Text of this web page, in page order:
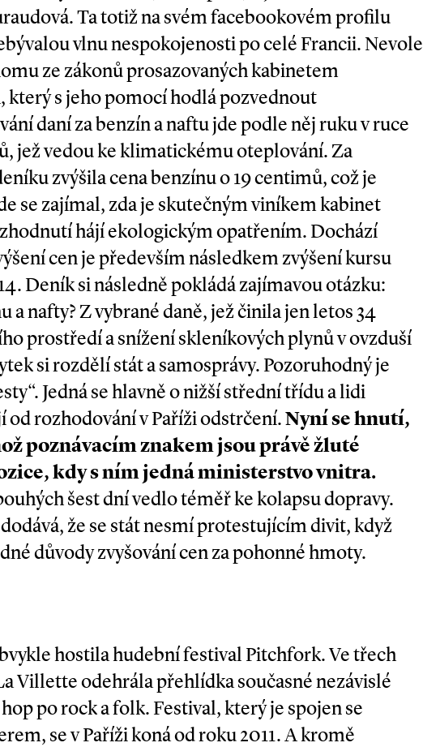
Ta totiž na svém facebookovém profilu
vlnu nespokojenosti po celé Francii. Nevole
ze zákonů prosazovaných kabinetem
s jeho pomocí hodlá pozvednout
daní za benzín a naftu jde podle něj ruku v ruce
jež vedou ke klimatickému oteplování. Za
zvýšila cena benzínu o 19 centimů, což je
se zajímal, zda je skutečným viníkem kabinet
hájí ekologickým opatřením. Dochází
cen je především následkem zvýšení kursu
Deník si následně pokládá zajímavou otázku:
a nafty? Z vybrané daně, jež činila jen letos 34
prostředí a snížení skleníkových plynů v ovzduší
si rozdělí stát a samosprávy. Pozoruhodný je
Jedná se hlavně o nižší střední třídu a lidi
rozhodování v Paříži odstrčení.Nyní se hnutí,
poznávacím znakem jsou právě žluté
kdy s ním jedná ministerstvo vnitra.
šest dní vedlo téměř ke kolapsu dopravy.
že se stát nesmí protestujícím divit, když
důvody zvyšování cen za pohonné hmoty.
hostila hudební festival Pitchfork. Ve třech
Villette odehrála přehlídka současné nezávislé
po rock a folk. Festival, který je spojen se
se v Paříži koná od roku 2011. A kromě